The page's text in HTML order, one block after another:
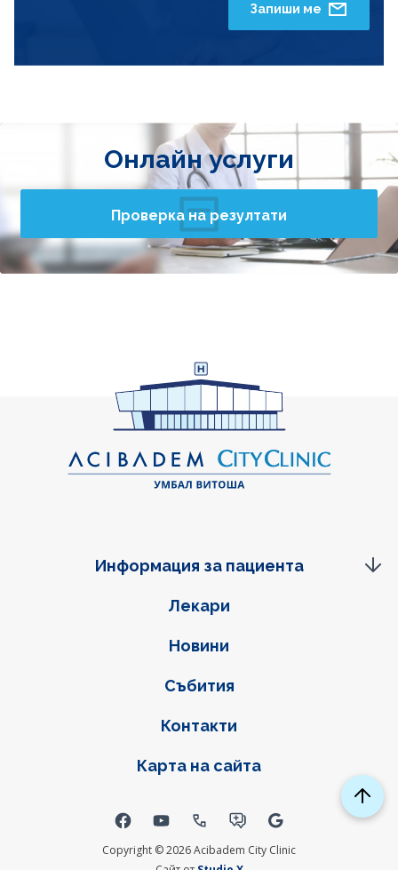
Запиши ме
Онлайн услуги
Проверка на резултати
Фуутер навигация
Лекари
Новини
Събития
Контакти
Карта на сайта
Информация за пациента
Copyright © 2026 Acibadem City Clinic
Social links